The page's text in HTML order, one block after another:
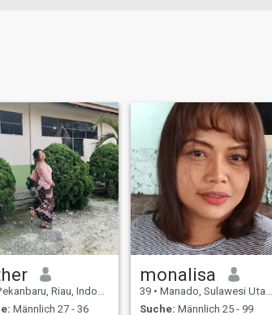
Riau, Indonesien
Männlich 27 - 36
monalisa
39 • Manado, Sulawesi Utara, Indonesien
Suche: Männlich 25 - 99